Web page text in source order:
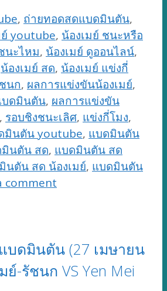
, ถ่ายทอดสดแบดมินตัน,
ย์ youtube, น้องเมย์ ชนะหรือ
นะไหม, น้องเมย์ ดูออนไลน์,
น้องเมย์ สด, น้องเมย์ แข่งกี่
นก, ผลการแข่งขันน้องเมย์,
บดมินตัน, ผลการแข่งขัน
, รอบชิงชนะเลิศ, แข่งกี่โมง,
มินตัน youtube, แบดมินตัน
นตัน สด, แบดมินตัน สด
นตัน สด น้องเมย์, แบดมินตัน
comment
บดมินตัน (27 เมษายน
ย์-รัชนก VS Yen Mei